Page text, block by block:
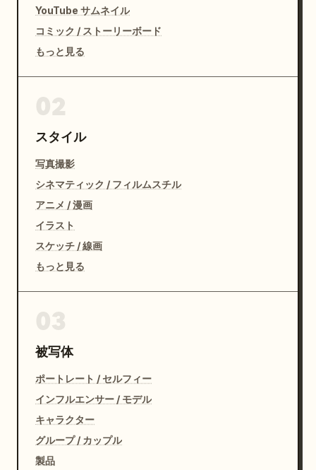
YouTube サムネイル
コミック / ストーリーボード
もっと見る
スタイル
写真撮影
シネマティック / フィルムスチル
アニメ / 漫画
イラスト
スケッチ / 線画
もっと見る
被写体
ポートレート / セルフィー
インフルエンサー / モデル
キャラクター
グループ / カップル
製品